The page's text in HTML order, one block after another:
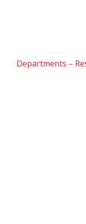
Departments –